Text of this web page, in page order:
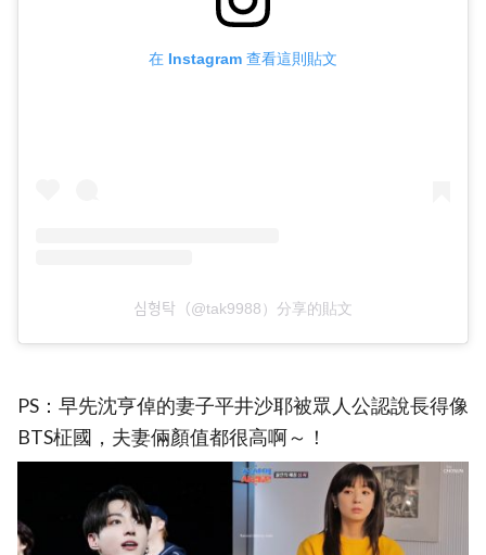
在 Instagram 查看這則貼文
심형탁（@tak9988）分享的貼文
PS：早先沈亨倬的妻子平井沙耶被眾人公認說長得像
BTS柾國，夫妻倆顏值都很高啊～！